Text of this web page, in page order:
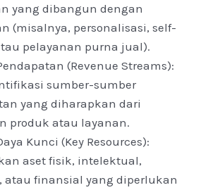
yang dibangun dengan
(misalnya, personalisasi, self-
pelayanan purna jual).
(Revenue Streams):
sumber-sumber
yang diharapkan dari
produk atau layanan.
Kunci (Key Resources):
aset fisik, intelektual,
atau finansial yang diperlukan